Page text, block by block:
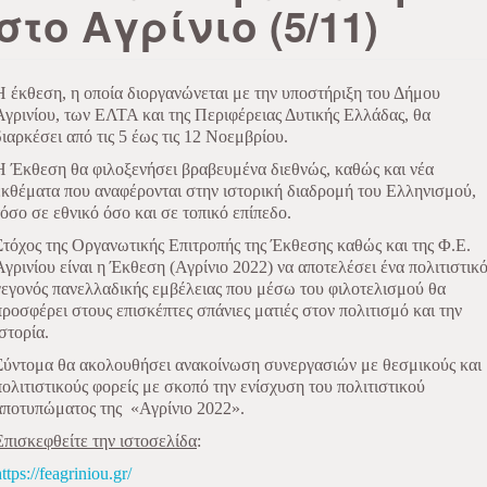
Αγρίνιο (5/11)
έκθεση, η οποία διοργανώνεται με την υποστήριξη του Δήμου
των ΕΛΤΑ και της Περιφέρειας Δυτικής Ελλάδας, θα
από τις 5 έως τις 12 Νοεμβρίου.
Έκθεση θα φιλοξενήσει βραβευμένα διεθνώς, καθώς και νέα
που αναφέρονται στην ιστορική διαδρομή του Ελληνισμού,
σε εθνικό όσο και σε τοπικό επίπεδο.
της Οργανωτικής Επιτροπής της Έκθεσης καθώς και της Φ.Ε.
είναι η Έκθεση (Αγρίνιο 2022) να αποτελέσει ένα πολιτιστικό
πανελλαδικής εμβέλειας που μέσω του φιλοτελισμού θα
στους επισκέπτες σπάνιες ματιές στον πολιτισμό και την
θα ακολουθήσει ανακοίνωση συνεργασιών με θεσμικούς και
φορείς με σκοπό την ενίσχυση του πολιτιστικού
της «Αγρίνιο 2022».
την ιστοσελίδα:
feagriniou.gr/